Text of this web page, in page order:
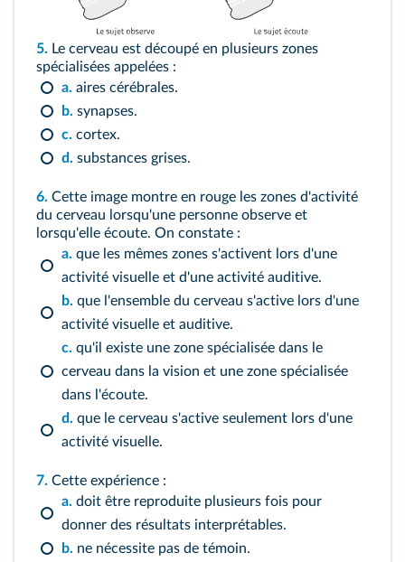
5. Le cerveau est découpé en plusieurs zones
spécialisées appelées :
a. aires cérébrales.
b. synapses.
c. cortex.
d. substances grises.
6. Cette image montre en rouge les zones d'activité
du cerveau lorsqu'une personne observe et
lorsqu'elle écoute. On constate :
a. que les mêmes zones s'activent lors d'une
activité visuelle et d'une activité auditive.
b. que l'ensemble du cerveau s'active lors d'une
activité visuelle et auditive.
c. qu'il existe une zone spécialisée dans le
cerveau dans la vision et une zone spécialisée
dans l'écoute.
d. que le cerveau s'active seulement lors d'une
activité visuelle.
7. Cette expérience :
a. doit être reproduite plusieurs fois pour
donner des résultats interprétables.
b. ne nécessite pas de témoin.